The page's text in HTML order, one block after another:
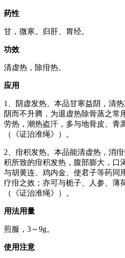
药性
甘，微寒。归肝、胃经。
功效
清虚热，除疳热。
应用
1、阴虚发热。本品甘寒益阴，清
阴而不升腾，为退虚热除骨蒸之常
劳热，潮热盗汗，多与地骨皮、青
（《证治准绳》）。
2、疳积发热。本品能清虚热，消
积所致的疳积发热，腹部膨大，口
与胡黄连、鸡内金、使君子等药同
疗疳之效；亦可与栀子、人参、薄
（《证治准绳》）。
用法用量
煎服，3～9g。
使用注意